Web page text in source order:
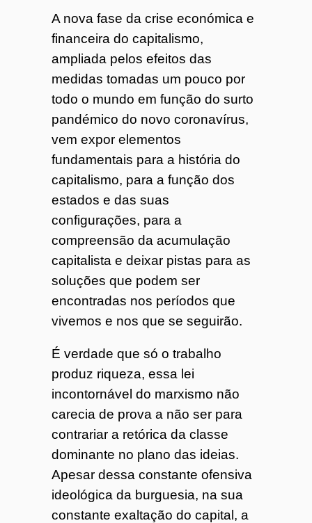
o
7
4
A nova fase da crise económica e
financeira do capitalismo,
ampliada pelos efeitos das
medidas tomadas um pouco por
todo o mundo em função do surto
pandémico do novo coronavírus,
vem expor elementos
fundamentais para a história do
capitalismo, para a função dos
estados e das suas
configurações, para a
compreensão da acumulação
capitalista e deixar pistas para as
soluções que podem ser
encontradas nos períodos que
vivemos e nos que se seguirão.
É verdade que só o trabalho
produz riqueza, essa lei
incontornável do marxismo não
carecia de prova a não ser para
contrariar a retórica da classe
dominante no plano das ideias.
Apesar dessa constante ofensiva
ideológica da burguesia, na sua
constante exaltação do capital, a